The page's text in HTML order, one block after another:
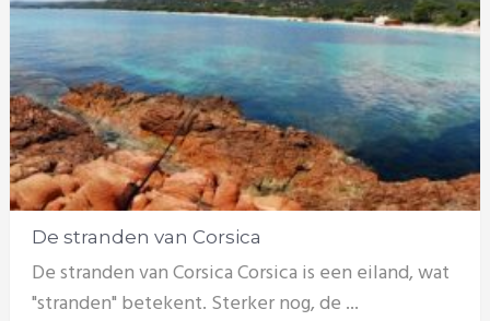
De stranden van Corsica
De stranden van Corsica Corsica is een eiland, wat
"stranden" betekent. Sterker nog, de ...